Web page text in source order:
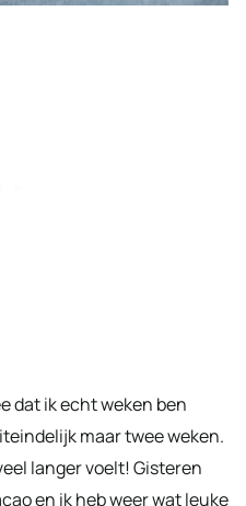
dat ik echt weken ben
maar twee weken.
langer voelt! Gisteren
en ik heb weer wat leuke